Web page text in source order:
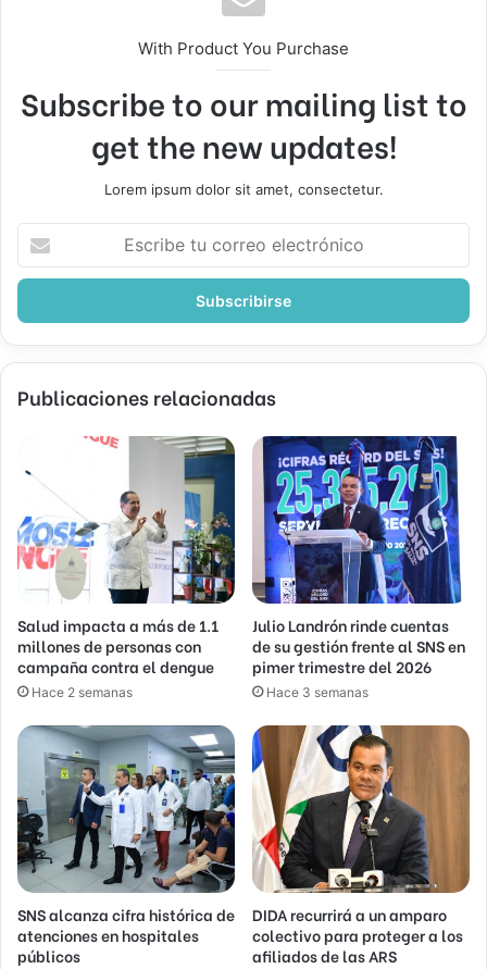
With Product You Purchase
Subscribe to our mailing list to
get the new updates!
Lorem ipsum dolor sit amet, consectetur.
correo
Publicaciones relacionadas
Salud impacta a más de 1.1
millones de personas con
campaña contra el dengue
Hace 2 semanas
Julio Landrón rinde cuentas
de su gestión frente al SNS en
pimer trimestre del 2026
Hace 3 semanas
SNS alcanza cifra histórica de
atenciones en hospitales
públicos
DIDA recurrirá a un amparo
colectivo para proteger a los
afiliados de las ARS